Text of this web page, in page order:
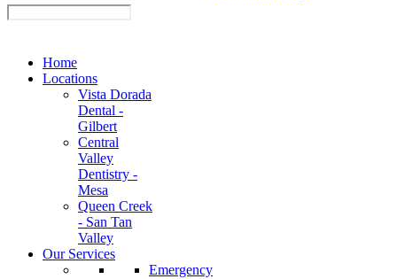
Home
Locations
Vista Dorada
Dental -
Gilbert
Central
Valley
Dentistry -
Mesa
Queen Creek
- San Tan
Valley
Our Services
Emergency